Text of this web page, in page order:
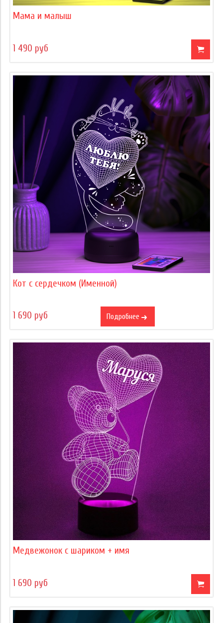
Мама и малыш
1 490 руб
Кот с сердечком (Именной)
1 690 руб Подробнее
Медвежонок с шариком + имя
1 690 руб